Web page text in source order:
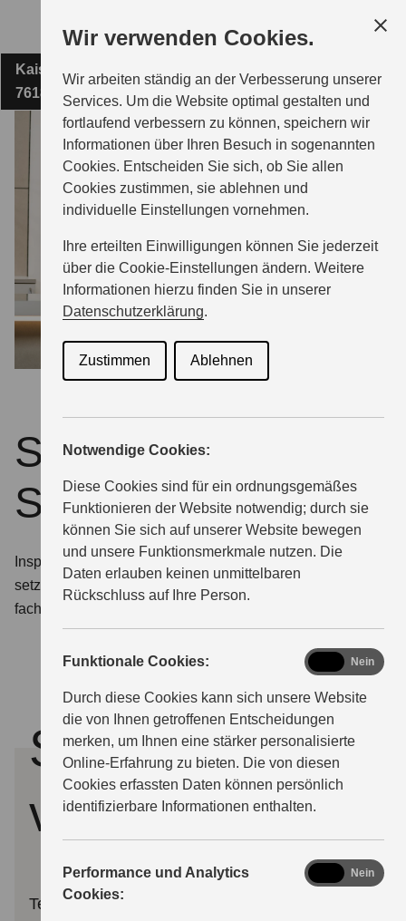
Wir verwenden Cookies.
Wir arbeiten ständig an der Verbesserung unserer
Services. Um die Website optimal gestalten und
fortlaufend verbessern zu können, speichern wir
Informationen über Ihren Besuch in sogenannten
Cookies. Entscheiden Sie sich, ob Sie allen
Cookies zustimmen, sie ablehnen und
individuelle Einstellungen vornehmen.
Ihre erteilten Einwilligungen können Sie jederzeit
über die Cookie-Einstellungen ändern. Weitere
Informationen hierzu finden Sie in unserer
Datenschutzerklärung.
Zustimmen Ablehnen
Notwendige Cookies:
Diese Cookies sind für ein ordnungsgemäßes
Funktionieren der Website notwendig; durch sie
können Sie sich auf unserer Website bewegen
und unsere Funktionsmerkmale nutzen. Die
Daten erlauben keinen unmittelbaren
Rückschluss auf Ihre Person.
Funktionale Cookies:
Durch diese Cookies kann sich unsere Website
die von Ihnen getroffenen Entscheidungen
merken, um Ihnen eine stärker personalisierte
Online-Erfahrung zu bieten. Die von diesen
Cookies erfassten Daten können persönlich
identifizierbare Informationen enthalten.
functional
Nein
Performance und Analytics
Cookies:
analyticsNein
Hauptinhalt
AUTOHAUS WALTER HERTENSTEIN GMBH
MODELLE
ZUBEHÖR
BERATUNG & KAUF
ÜBER UNS
Kaiserallee 58
76185 Karlsruhe
Service für Ihren
Suzuki
Inspektion, Wartungsarbeiten oder Reparatur? Wir
setzen alles daran, Ihren Suzuki schnellstmöglich
fachgerecht zu versorgen.
Servicetermin
vereinbaren
Termingrund